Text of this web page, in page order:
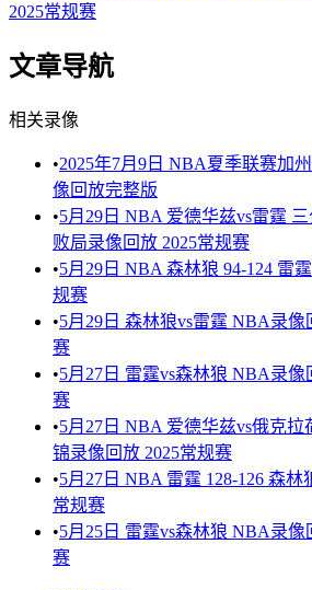
2025常规赛
文章导航
相关录像
•2025年7月9日 NBA夏季联赛加
像回放完整版
•5月29日 NBA 爱德华兹vs雷霆
败局录像回放 2025常规赛
•5月29日 NBA 森林狼 94-124 雷
规赛
•5月29日 森林狼vs雷霆 NBA录像
赛
•5月27日 雷霆vs森林狼 NBA录像
赛
•5月27日 NBA 爱德华兹vs俄克拉
锦录像回放 2025常规赛
•5月27日 NBA 雷霆 128-126 森林
常规赛
•5月25日 雷霆vs森林狼 NBA录像
赛